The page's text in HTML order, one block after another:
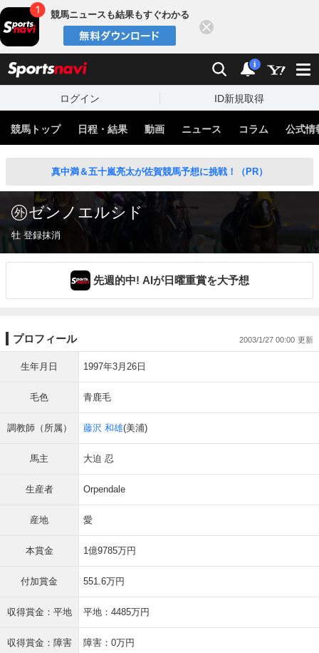
競馬ニュースも結果もすぐわかる
検索 通知
i
ログイン ID新規取得
競馬トップ 日程・結果 動画 ニュース コラム 公式情
真中満＆五十嵐亮太が佐賀競馬予想に挑戦！（PR）
ゼンノエルシド
牡 登録抹消
先週的中! AIが日曜重賞を大予想
プロフィール 2003/1/27 00:00
生年月日 1997年3月26日
毛色 青鹿毛
調教師（所属） 藤沢 和雄(美浦)
馬主 大迫 忍
生産者 Orpendale
産地 愛
本賞金 1億9785万円
付加賞金 551.6万円
収得賞金：平地 平地：4485万円
収得賞金：障害 障害：0万円